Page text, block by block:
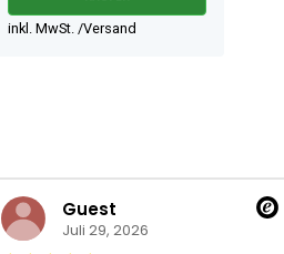
inkl. MwSt. /Versand
Guest
Juli 29, 2026